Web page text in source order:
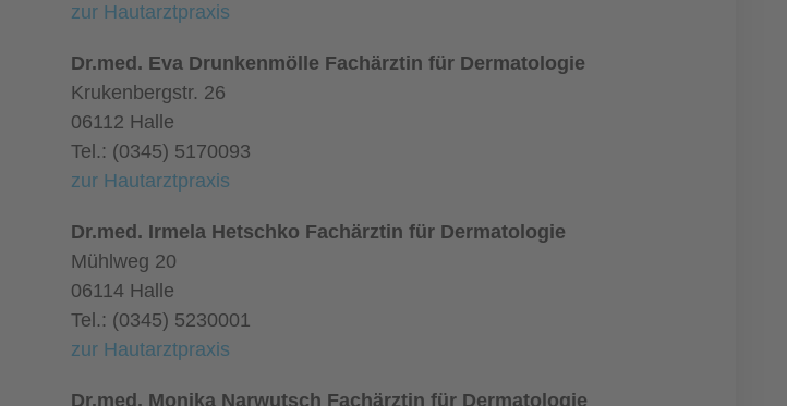
zur Hautarztpraxis
Dr.med. Eva Drunkenmölle Fachärztin für Dermatologie
Krukenbergstr. 26
06112 Halle
Tel.: (0345) 5170093
zur Hautarztpraxis
Dr.med. Irmela Hetschko Fachärztin für Dermatologie
Mühlweg 20
06114 Halle
Tel.: (0345) 5230001
zur Hautarztpraxis
Dr.med. Monika Narwutsch Fachärztin für Dermatologie